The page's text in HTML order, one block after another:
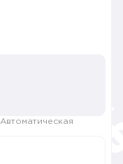
Автоматическая